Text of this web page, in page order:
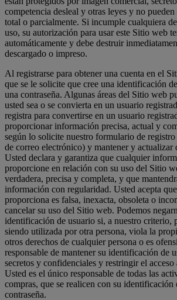
competencia desleal y otras leyes y no
total o parcialmente. Si incumple cualquiera
uso, su autorización para usar este Sitio web
automáticamente y debe destruir
descargado o impreso.
Al registrarse para obtener una cuenta en el
que se le solicite que cree una identificación
una contraseña. Algunas áreas del Sitio web
usted sea o se convierta en un usuario
registra para convertirse en un usuario
proporcionar información precisa, actual y
según lo solicite nuestro formulario de
de correo electrónico) y mantener y actualizar
Usted declara y garantiza que cualquier
proporcione en relación con su uso del Sitio
verdadera, precisa y completa, y que
información con regularidad. Usted acepta
proporciona es falsa, inexacta, obsoleta o
cancelar su uso del Sitio web. Podemos
identificación de usuario si, a nuestro criterio,
siendo utilizada por otra persona, viola la
otros derechos de cualquier persona o es
responsable de mantener su identificación de
secretos y confidenciales y restringir el
Usted es el único responsable de todas las
compras, que se realicen con su identificación
contraseña.